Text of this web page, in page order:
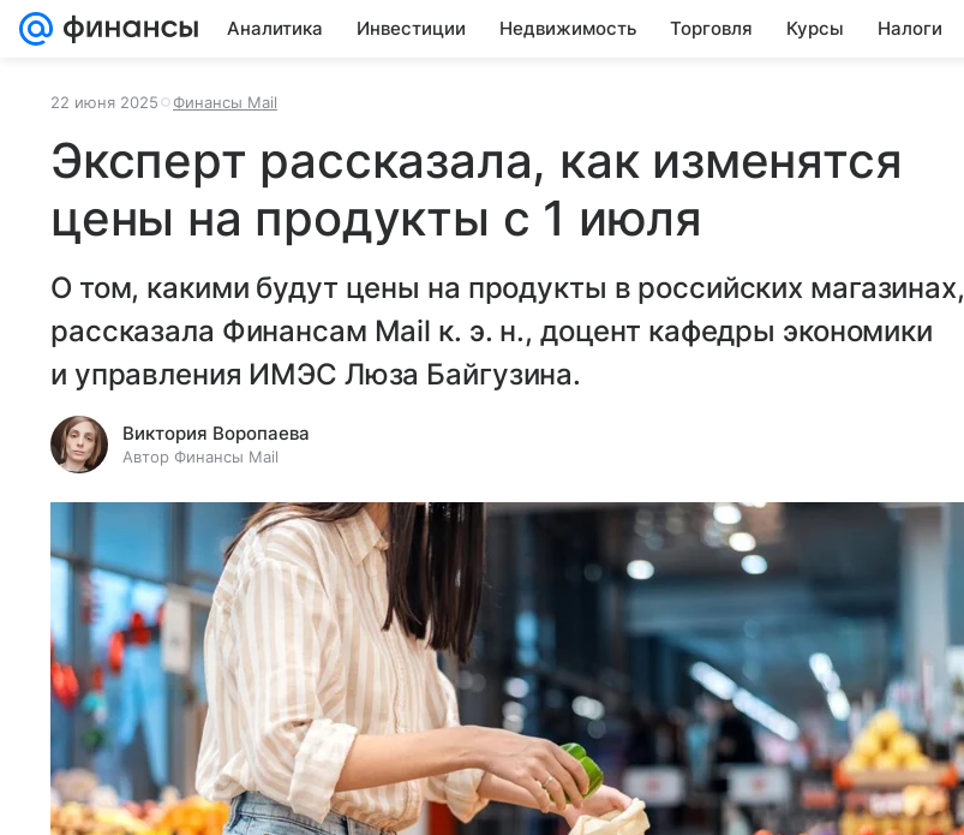
Аналитика Инвестиции Недвижимость Торговля Курсы Налоги
22 июня 2025 Финансы Mail
Эксперт рассказала, как изменятся
цены на продукты с 1 июля
О том, какими будут цены на продукты в российских магазинах,
рассказала Финансам Mail к. э. н., доцент кафедры экономики
и управления ИМЭС Люза Байгузина.
Виктория Воропаева
Автор Финансы Mail